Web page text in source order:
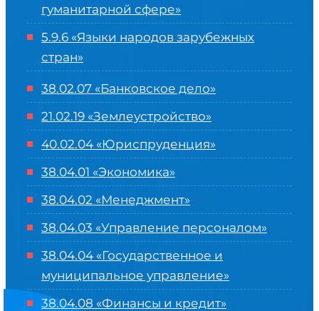
гуманитарной сфере»
5.9.6 «Языки народов зарубежных
стран»
38.02.07 «Банковское дело»
21.02.19 «Землеустройство»
40.02.04 «Юриспруденция»
38.04.01 «Экономика»
38.04.02 «Менеджмент»
38.04.03 «Управление персоналом»
38.04.04 «Государственное и
муниципальное управление»
38.04.08 «Финансы и кредит»